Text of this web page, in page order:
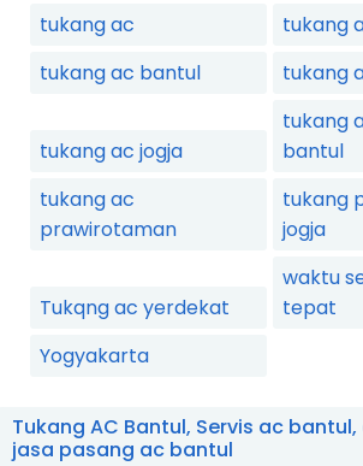
tukang ac
tukang
tukang ac bantul
tukang
tukang ac jogja
tukang
bantul
tukang ac
prawirotaman
tukang
jogja
Tukqng ac yerdekat
waktu
tepat
Yogyakarta
Tukang AC Bantul, Servis ac
jasa pasang ac bantul